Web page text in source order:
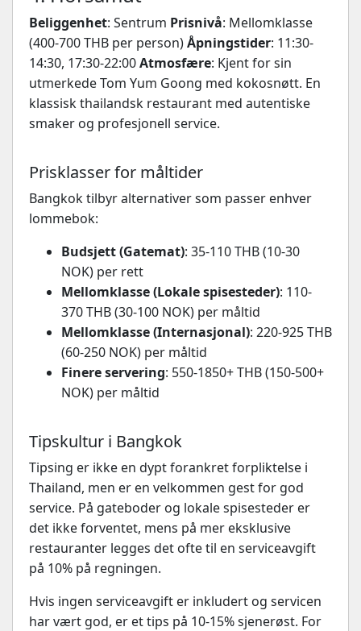
Beliggenhet: Sentrum Prisnivå: Mellomklasse
(400-700 THB per person)Åpningstider: 11:30-
14:30, 17:30-22:00Atmosfære: Kjent for sin
utmerkede Tom Yum Goong med kokosnøtt. En
klassisk thailandsk restaurant med autentiske
smaker og profesjonell service.
Prisklasser for måltider
Bangkok tilbyr alternativer som passer enhver
lommebok:
Budsjett (Gatemat): 35-110 THB (10-30
NOK) per rett
Mellomklasse (Lokale spisesteder): 110-
370 THB (30-100 NOK) per måltid
Mellomklasse (Internasjonal): 220-925 THB
(60-250 NOK) per måltid
Finere servering: 550-1850+ THB (150-500+
NOK) per måltid
Tipskultur i Bangkok
Tipsing er ikke en dypt forankret forpliktelse i
Thailand, men er en velkommen gest for god
service. På gateboder og lokale spisesteder er
det ikke forventet, mens på mer eksklusive
restauranter legges det ofte til en serviceavgift
på 10% på regningen.
Hvis ingen serviceavgift er inkludert og servicen
har vært god, er et tips på 10-15% sjenerøst. For